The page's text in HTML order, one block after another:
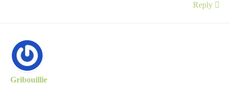
Reply
Gribouillie